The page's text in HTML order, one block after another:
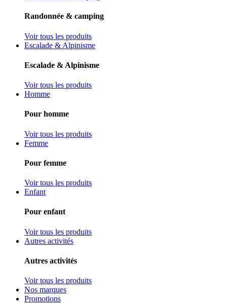
Randonnée & camping
Voir tous les produits
Escalade & Alpinisme
Escalade & Alpinisme
Voir tous les produits
Homme
Pour homme
Voir tous les produits
Femme
Pour femme
Voir tous les produits
Enfant
Pour enfant
Voir tous les produits
Autres activités
Autres activités
Voir tous les produits
Nos marques
Promotions